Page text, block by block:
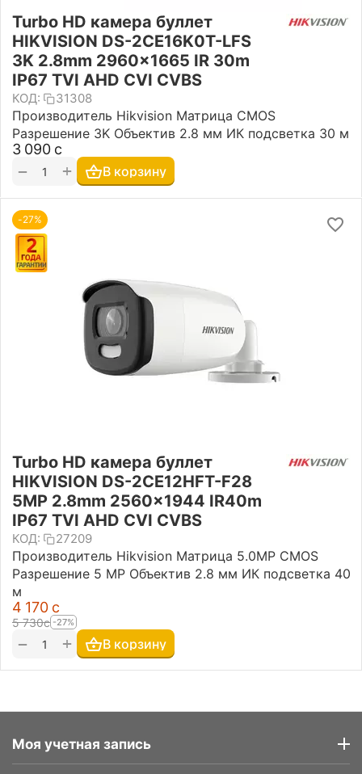
Turbo HD камера буллет
HIKVISION DS-2CE16K0T-LFS
3K 2.8mm 2960×1665 IR 30m
IP67 TVI AHD CVI CVBS
КОД: 31308
Производитель Hikvision Матрица CMOS
Разрешение 3K Объектив 2.8 мм ИК подсветка 30 м
3 090 с
+
− В корзину
-27%
Turbo HD камера буллет
HIKVISION DS-2CE12HFT-F28
5MP 2.8mm 2560×1944 IR40m
IP67 TVI AHD CVI CVBS
КОД: 27209
Производитель Hikvision Матрица 5.0MP CMOS
Разрешение 5 MP Объектив 2.8 мм ИК подсветка 40
м
4 170 с
5 730с -27%
+
− В корзину
Моя учетная запись